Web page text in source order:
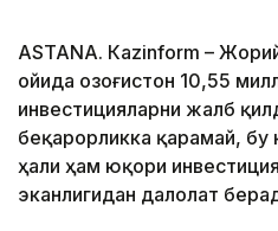
ASTANА. Кazinform –
ойида Қозоғистон 10,55
инвестицияларни жалб
беқарорликка қарамай, бу
ҳали ҳам юқори
эканлигидан далолат